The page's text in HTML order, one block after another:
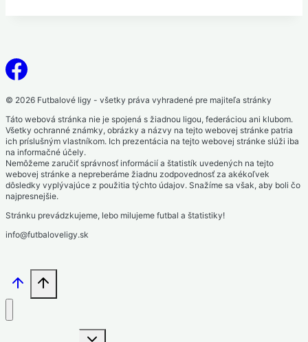
© 2026 Futbalové ligy - všetky práva vyhradené pre majiteľa stránky
Táto webová stránka nie je spojená s žiadnou ligou, federáciou ani klubom.
Všetky ochranné známky, obrázky a názvy na tejto webovej stránke patria
ich príslušným vlastníkom. Ich prezentácia na tejto webovej stránke slúži iba
na informačné účely.
Nemôžeme zaručiť správnosť informácií a štatistík uvedených na tejto
webovej stránke a nepreberáme žiadnu zodpovednosť za akékoľvek
dôsledky vyplývajúce z použitia týchto údajov. Snažíme sa však, aby boli čo
najpresnejšie.
Stránku prevádzkujeme, lebo milujeme futbal a štatistiky!
info@futbaloveligy.sk
Toggle